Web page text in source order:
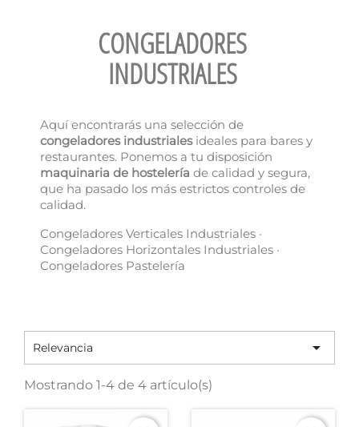
CONGELADORES
INDUSTRIALES
Aquí encontrarás una selección de
congeladores industrialesideales para bares y
restaurantes. Ponemos a tu disposición
maquinaria de hostelería de calidad y segura,
que ha pasado los más estrictos controles de
calidad.
Congeladores Verticales Industriales ·
Congeladores Horizontales Industriales ·
Congeladores Pastelería
Relevancia 
Mostrando 1-4 de 4 artículo(s)